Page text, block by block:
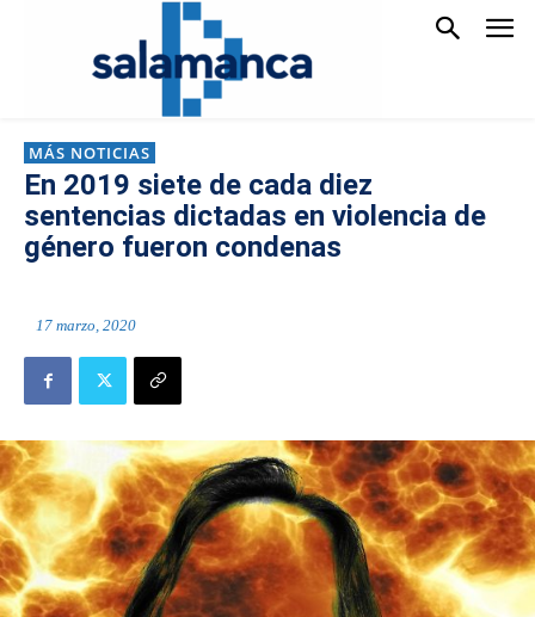
MÁS NOTICIAS
En 2019 siete de cada diez
sentencias dictadas en violencia de
género fueron condenas
17 marzo, 2020